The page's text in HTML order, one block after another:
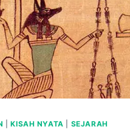
|KISAH NYATA SEJARAH